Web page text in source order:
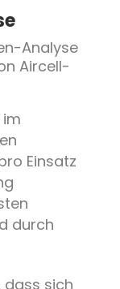
Analyse
Aircell-
Einsatz
durch
dass sich